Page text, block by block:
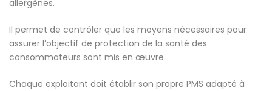
allergènes.
Il permet de contrôler que les moyens nécessaires pour
assurer l’objectif de protection de la santé des
consommateurs sont mis en œuvre.
Chaque exploitant doit établir son propre PMS adapté à